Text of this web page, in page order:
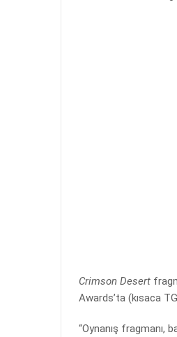
Crimson Desert
Awards’ta (kısaca
“Oynanış